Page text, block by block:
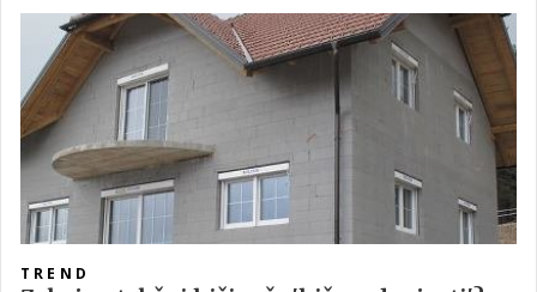
in okolju prijazno rešitev velja toplotna črpalka, je tudi pred
izbiro le-te pomembno poznati odgovore na nekaj osnovnih
vprašanj, se posvetovati s strokovnjakom ter posebno
pozornost nameniti tako izbiri proizvajalca kot monterja.
TREND